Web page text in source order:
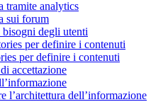
tramite analytics
sui forum
degli utenti
per definire i contenuti
per definire i contenuti
accettazione
l’architettura dell’informazione